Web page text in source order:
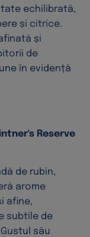
echilibrată,
și citrice.
și
de
în evidență
Reserve
de rubin,
arome
afine,
subtile de
său